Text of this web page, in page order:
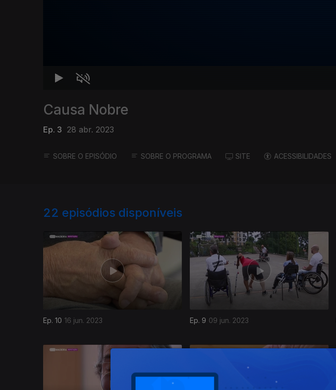
Causa Nobre
Ep. 3 28 abr. 2023
SOBRE O EPISÓDIO SOBRE O PROGRAMA SITE ACESSIBILIDADES
22 episódios disponíveis
Ep. 10 16 jun. 2023 Ep. 9 09 jun. 2023